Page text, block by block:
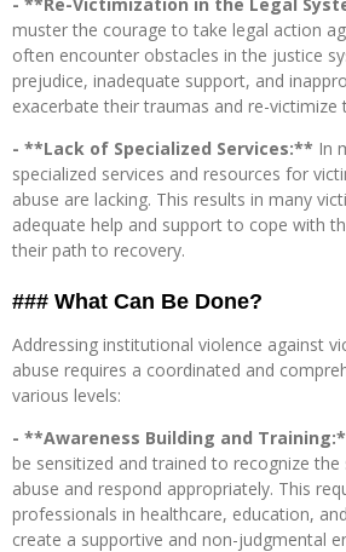
muster the courage to take legal action
often encounter obstacles in the justice
prejudice, inadequate support, and
exacerbate their traumas and re-victimize
- **Lack of Specialized Services:** In
specialized services and resources for
abuse are lacking. This results in many
adequate help and support to cope with
their path to recovery.
### What Can Be Done?
Addressing institutional violence against
abuse requires a coordinated and
various levels:
- **Awareness Building and
be sensitized and trained to recognize
abuse and respond appropriately. This
professionals in healthcare, education,
create a supportive and non-judgmental